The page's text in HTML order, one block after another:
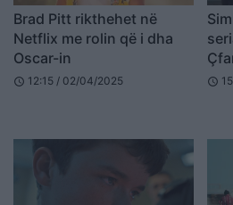
Brad Pitt rikthehet në
Netflix me rolin që i dha
Oscar-in
schedule 12:15 / 02/04/2025
të
schedule